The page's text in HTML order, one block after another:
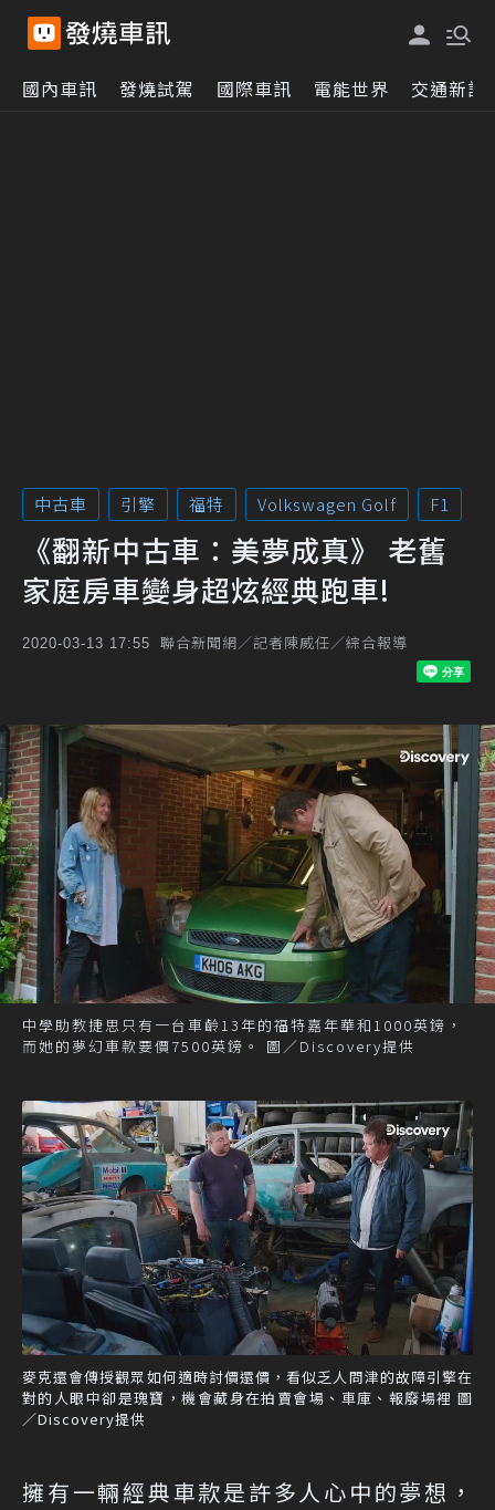
國內車訊 發燒試駕 國際車訊 電能世界 交通新訊
中古車 引擎 福特 Volkswagen Golf F1
《翻新中古車：美夢成真》 老舊
家庭房車變身超炫經典跑車!
2020-03-13 17:55 聯合新聞網／記者陳威任／綜合報導
中學助教捷思只有一台車齡13年的福特嘉年華和1000英鎊，
而她的夢幻車款要價7500英鎊。 圖／Discovery提供
麥克還會傳授觀眾如何適時討價還價，看似乏人問津的故障引擎在
對的人眼中卻是瑰寶，機會藏身在拍賣會場、車庫、報廢場裡 圖
／Discovery提供
擁有一輛經典車款是許多人心中的夢想，